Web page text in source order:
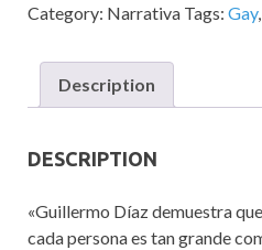
Category: Narrativa Tags: Gay,
Description
DESCRIPTION
«Guillermo Díaz demuestra
cada persona es tan grande